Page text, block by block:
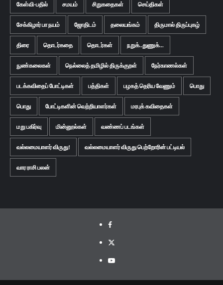
கேள்வி-பதில் சமயம் சிறுகதைகள் செய்திகள்
சேக்கிழார் பா நயம் ஜோதிடம் தலையங்கம் திருமால் திருப்புகழ்
திரை தொடர்கதை தொடர்கள் நறுக்..துணுக்...
நுண்கலைகள் நெல்லைத் தமிழில் திருக்குறள் நேர்காணல்கள்
படக்கவிதைப் போட்டிகள் பத்திகள் பழகத் தெரிய வேணும் பொது
பொது போட்டிகளின் வெற்றியாளர்கள் மரபுக் கவிதைகள்
மறு பகிர்வு மின்னூல்கள் வண்ணப் படங்கள்
வல்லமையாளர் விருது! வல்லமையாளர் விருது பெற்றோரின் பட்டியல்
வார ராசி பலன்
Facebook
Twitter
Youtube